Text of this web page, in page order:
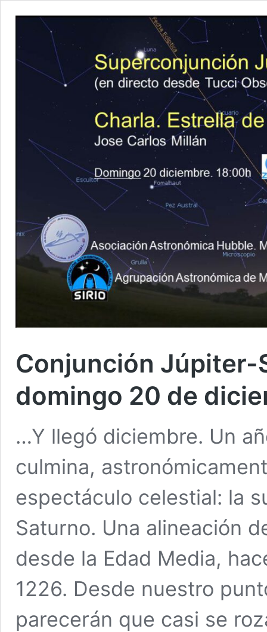
Conjunción Júpiter-
domingo 20 de
…Y llegó diciembre. Un
culmina,
espectáculo celestial: la
Saturno. Una alineación
desde la Edad Media,
1226. Desde nuestro
parecerán que casi se